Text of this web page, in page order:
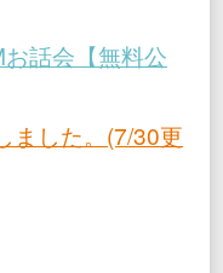
話会【無料公
ました。(7/30更